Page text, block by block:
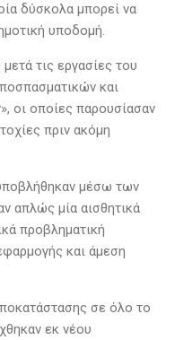
δύσκολα μπορεί να
υποδομή.
τις εργασίες του
και
οι οποίες παρουσίασαν
πριν ακόμη
μέσω των
απλώς μία αισθητικά
προβληματική
και άμεση
σε όλο το
εκ νέου